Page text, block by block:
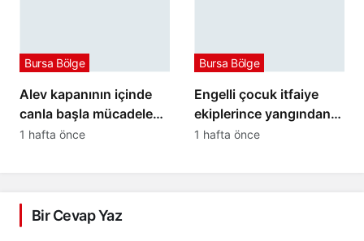
Alev kapanının içinde
canla başla mücadele
ettiler:
Bursa Bölge
1 hafta önce
Engelli çocuk itfaiye
ekiplerince yangından
kurtarıldı
Bursa Bölge
1 hafta önce
Bir Cevap Yaz